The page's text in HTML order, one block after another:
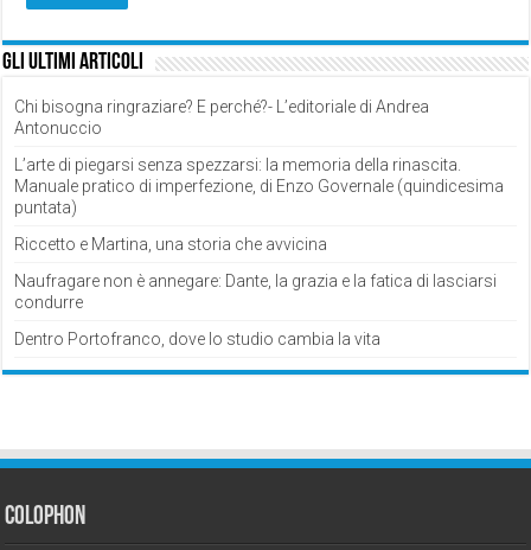
Gli ultimi articoli
Chi bisogna ringraziare? E perché?- L’editoriale di Andrea
Antonuccio
L’arte di piegarsi senza spezzarsi: la memoria della rinascita.
Manuale pratico di imperfezione, di Enzo Governale (quindicesima
puntata)
Riccetto e Martina, una storia che avvicina
Naufragare non è annegare: Dante, la grazia e la fatica di lasciarsi
condurre
Dentro Portofranco, dove lo studio cambia la vita
Colophon